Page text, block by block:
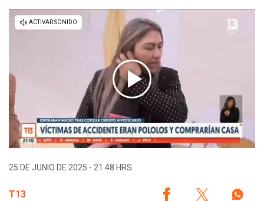
25 DE JUNIO DE 2025 - 21:48 HRS.
T13